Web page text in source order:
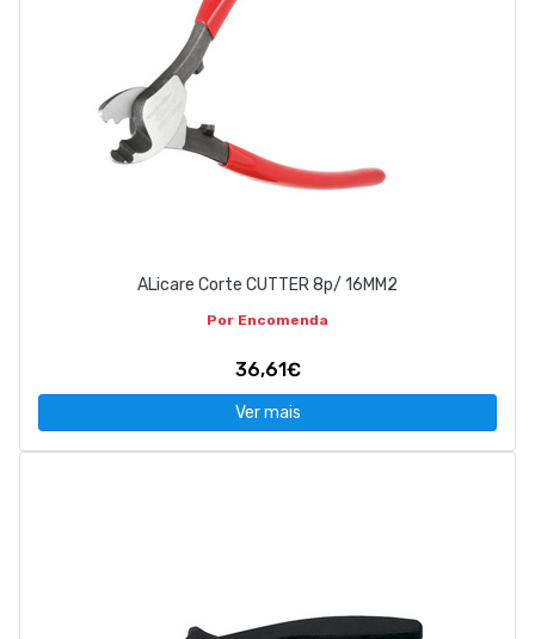
ALicare Corte CUTTER 8p/ 16MM2
Por Encomenda
36,61€
Ver mais